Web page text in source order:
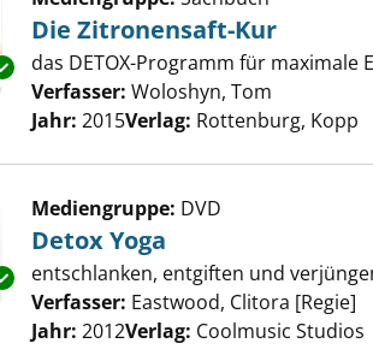
Exemplar-Details von Die Zitronensaft-
Die Zitronensaft-Kur
das DETOX-Programm für maximale
Verfasser: Woloshyn, Tom
Jahr: 2015Verlag: Rottenburg, Kopp
Exemplar-Details von Detox Yoga
Mediengruppe: DVD
Detox Yoga
entschlanken, entgiften und
Verfasser: Eastwood, Clitora [Regie]
Jahr: 2012Verlag: Coolmusic Studios